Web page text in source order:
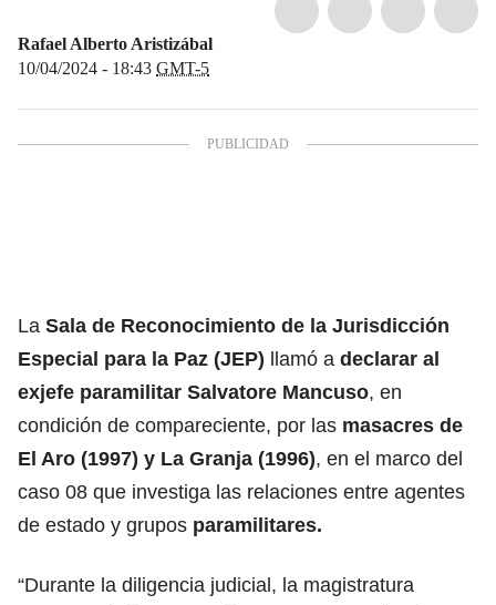
Rafael Alberto Aristizábal
10/04/2024 - 18:43 GMT-5
La Sala de Reconocimiento de la Jurisdicción
Especial para la Paz (JEP) llamó a declarar al
exjefe paramilitar Salvatore Mancuso, en
condición de compareciente, por las masacres de
El Aro (1997) y La Granja (1996), en el marco del
caso 08 que investiga las relaciones entre agentes
de estado y grupos paramilitares.
“Durante la diligencia judicial, la magistratura